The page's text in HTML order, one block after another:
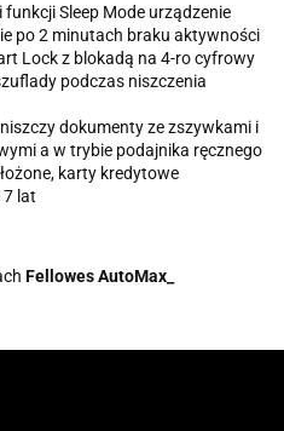
funkcji Sleep Mode urządzenie
po 2 minutach braku aktywności
Lock z blokadą na 4-ro cyfrowy
podczas niszczenia
dokumenty ze zszywkami i
a w trybie podajnika ręcznego
karty kredytowe
lat
Fellowes AutoMax_